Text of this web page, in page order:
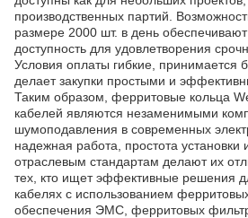
производственных партий.
размере 2000 шт. в день
доступность для удовлетворения
Условия оплаты гибкие, принимается
делает закупки простыми и
Таким образом, ферритовые кольца
кабелей являются незаменимыми
шумоподавления в современных
надежная работа, простота установки
отраслевым стандартам делают их
тех, кто ищет эффективные решения
кабелях с использованием
обеспечения ЭМС, ферритовых